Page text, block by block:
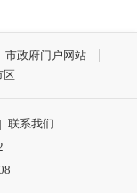
市政府门户网站
区
| 联系我们